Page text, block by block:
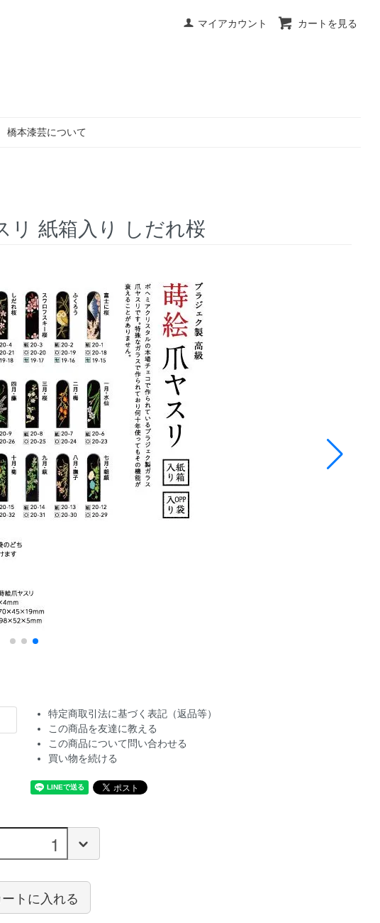
マイアカウント カートを見る
橋本漆芸について
リ 紙箱入り しだれ桜
特定商取引法に基づく表記（返品等）
この商品を友達に教える
この商品について問い合わせる
買い物を続ける
トに入れる